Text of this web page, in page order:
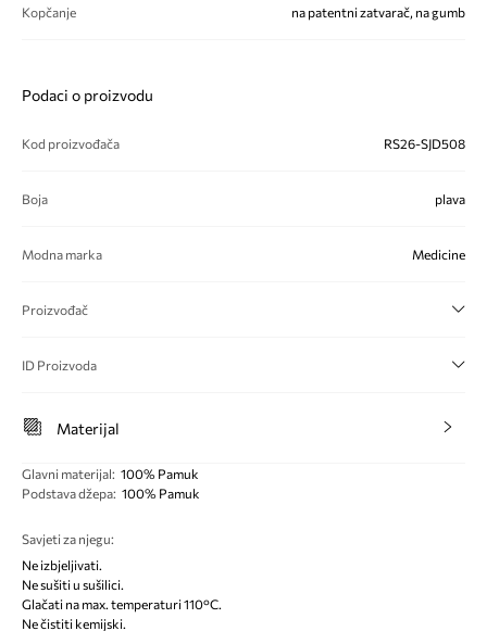
Kopčanje na patentni zatvarač, na gumb
Podaci o proizvodu
Kod proizvođača RS26-SJD508
Boja plava
Modna marka Medicine
Proizvođač
ID Proizvoda
Materijal
Glavni materijal: 100% Pamuk
Podstava džepa: 100% Pamuk
Savjeti za njegu:
Ne izbjeljivati.
Ne sušiti u sušilici.
Glačati na max. temperaturi 110°C.
Ne čistiti kemijski.